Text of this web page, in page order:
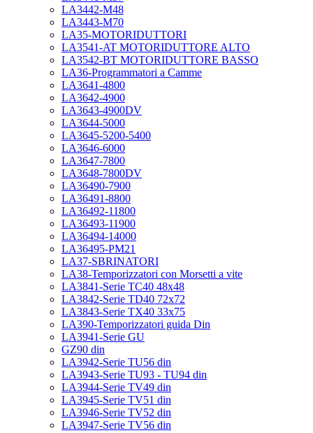
LA3442-M48
LA3443-M70
LA35-MOTORIDUTTORI
LA3541-AT MOTORIDUTTORE ALTO
LA3542-BT MOTORIDUTTORE BASSO
LA36-Programmatori a Camme
LA3641-4800
LA3642-4900
LA3643-4900DV
LA3644-5000
LA3645-5200-5400
LA3646-6000
LA3647-7800
LA3648-7800DV
LA36490-7900
LA36491-8800
LA36492-11800
LA36493-11900
LA36494-14000
LA36495-PM21
LA37-SBRINATORI
LA38-Temporizzatori con Morsetti a vite
LA3841-Serie TC40 48x48
LA3842-Serie TD40 72x72
LA3843-Serie TX40 33x75
LA390-Temporizzatori guida Din
LA3941-Serie GU
GZ90 din
LA3942-Serie TU56 din
LA3943-Serie TU93 - TU94 din
LA3944-Serie TV49 din
LA3945-Serie TV51 din
LA3946-Serie TV52 din
LA3947-Serie TV56 din